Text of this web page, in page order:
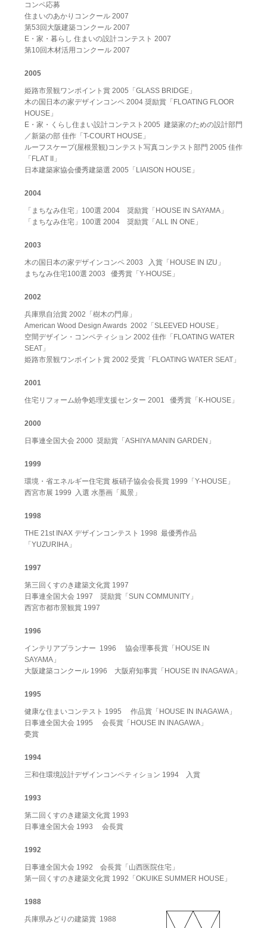
コンペ応募
住まいのあかりコンクール 2007
第53回大阪建築コンクール 2007
E・家・暮らし 住まいの設計コンテスト 2007
第10回木材活用コンクール 2007
2005
姫路市景観ワンポイント賞 2005「GLASS BRIDGE」
木の国日本の家デザインコンペ 2004 奨励賞「FLOATING FLOOR
HOUSE」
E・家・くらし住まい設計コンテスト2005 建築家のための設計部門
／新築の部 佳作「T-COURT HOUSE」
ルーフスケープ(屋根景観)コンテスト写真コンテスト部門 2005 佳作
「FLAT II」
日本建築家協会優秀建築選 2005「LIAISON HOUSE」
2004
「まちなみ住宅」100選 2004 奨励賞「HOUSE IN SAYAMA」
「まちなみ住宅」100選 2004 奨励賞「ALL IN ONE」
2003
木の国日本の家デザインコンペ 2003 入賞「HOUSE IN IZU」
まちなみ住宅100選 2003 優秀賞「Y-HOUSE」
2002
兵庫県自治賞 2002「樹木の門扉」
American Wood Design Awards 2002「SLEEVED HOUSE」
空間デザイン・コンペティション 2002 佳作「FLOATING WATER
SEAT」
姫路市景観ワンポイント賞 2002 受賞「FLOATING WATER SEAT」
2001
住宅リフォーム紛争処理支援センター 2001 優秀賞「K-HOUSE」
2000
日事連全国大会 2000 奨励賞「ASHIYA MANIN GARDEN」
1999
環境・省エネルギー住宅賞 板硝子協会会長賞 1999「Y-HOUSE」
西宮市展 1999 入選 水墨画「風景」
1998
THE 21st INAX デザインコンテスト 1998 最優秀作品
「YUZURIHA」
1997
第三回くすのき建築文化賞 1997
日事連全国大会 1997 奨励賞「SUN COMMUNITY」
西宮市都市景観賞 1997
1996
インテリアプランナー 1996 協会理事長賞「HOUSE IN
SAYAMA」
大阪建築コンクール 1996 大阪府知事賞「HOUSE IN INAGAWA」
1995
健康な住まいコンテスト 1995 作品賞「HOUSE IN INAGAWA」
日事連全国大会 1995 会長賞「HOUSE IN INAGAWA」
甍賞
1994
三和住環境設計デザインコンペティション 1994 入賞
1993
第二回くすのき建築文化賞 1993
日事連全国大会 1993 会長賞
1992
日事連全国大会 1992 会長賞「山西医院住宅」
第一回くすのき建築文化賞 1992「OKUIKE SUMMER HOUSE」
1988
兵庫県みどりの建築賞 1988